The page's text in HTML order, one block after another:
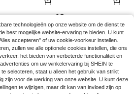
10
technologieën op onze website om de dienst te
best mogelijke website-ervaring te bieden. U kunt
accepteren" of uw cookie-voorkeur instellen.
zullen we alle optionele cookies instellen, die ons
het bieden van verbeterde functionaliteit en
om uw winkelervaring bij SHEIN te
selecteren, staat u alleen het gebruik van strikt
zijn voor de werking van onze website. U kunt deze
te wijzigen, maar dit kan van invloed zijn op